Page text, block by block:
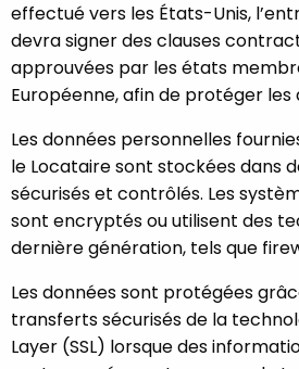
effectué vers les États-Unis,
devra signer des clauses
approuvées par les états
Européenne, afin de protéger les
Les données personnelles
le Locataire sont stockées dans
sécurisés et contrôlés. Les
sont encryptés ou utilisent des
dernière génération, tels que
Les données sont protégées
transferts sécurisés de la
Layer (SSL) lorsque des